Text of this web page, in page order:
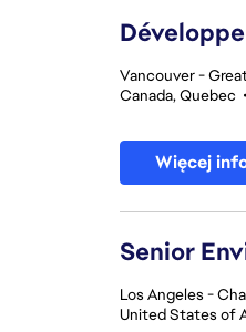
Vancouver -
Canada, Quebec •
Więcej
Senior
Los Angeles -
United States of